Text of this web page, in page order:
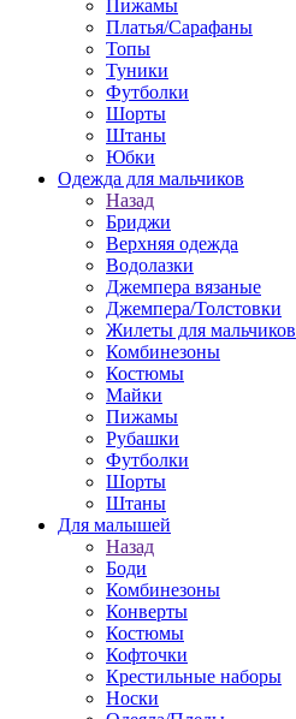
Пижамы
Платья/Сарафаны
Топы
Туники
Футболки
Шорты
Штаны
Юбки
Одежда для мальчиков
Назад
Бриджи
Верхняя одежда
Водолазки
Джемпера вязаные
Джемпера/Толстовки
Жилеты для мальчиков
Комбинезоны
Костюмы
Майки
Пижамы
Рубашки
Футболки
Шорты
Штаны
Для малышей
Назад
Боди
Комбинезоны
Конверты
Костюмы
Кофточки
Крестильные наборы
Носки